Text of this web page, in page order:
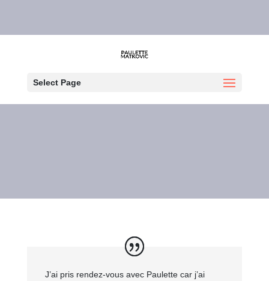
Select Page
Yogathérapie
Vous souffrez d'anxiété, de
mal de dos, de migraines,
J’ai pris rendez-vous avec Paulette car j’ai